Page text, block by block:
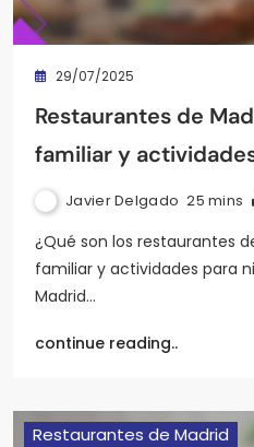
29/07/2025
Restaurantes de
familiar y
Javier Delgado 25 mins
¿Qué son los restaurantes
familiar y actividades para
Madrid…
continue reading..
Restaurantes de Madrid